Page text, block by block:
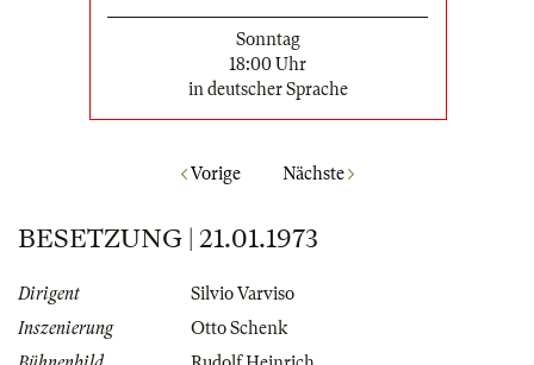
Sonntag
18:00 Uhr
in deutscher Sprache
Vorige Nächste
BESETZUNG | 21.01.1973
Dirigent
Silvio Varviso
Inszenierung
Otto Schenk